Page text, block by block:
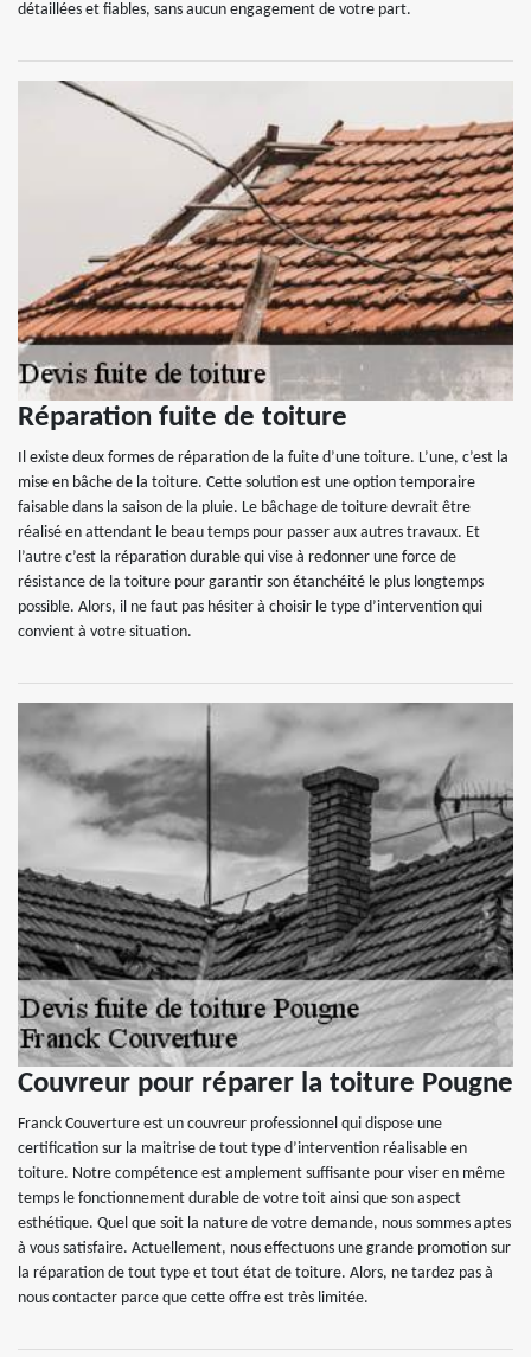
détaillées et fiables, sans aucun engagement de votre part.
Réparation fuite de toiture
Il existe deux formes de réparation de la fuite d’une toiture. L’une, c’est la
mise en bâche de la toiture. Cette solution est une option temporaire
faisable dans la saison de la pluie. Le bâchage de toiture devrait être
réalisé en attendant le beau temps pour passer aux autres travaux. Et
l’autre c’est la réparation durable qui vise à redonner une force de
résistance de la toiture pour garantir son étanchéité le plus longtemps
possible. Alors, il ne faut pas hésiter à choisir le type d’intervention qui
convient à votre situation.
Couvreur pour réparer la toiture Pougne
Franck Couverture est un couvreur professionnel qui dispose une
certification sur la maitrise de tout type d’intervention réalisable en
toiture. Notre compétence est amplement suffisante pour viser en même
temps le fonctionnement durable de votre toit ainsi que son aspect
esthétique. Quel que soit la nature de votre demande, nous sommes aptes
à vous satisfaire. Actuellement, nous effectuons une grande promotion sur
la réparation de tout type et tout état de toiture. Alors, ne tardez pas à
nous contacter parce que cette offre est très limitée.